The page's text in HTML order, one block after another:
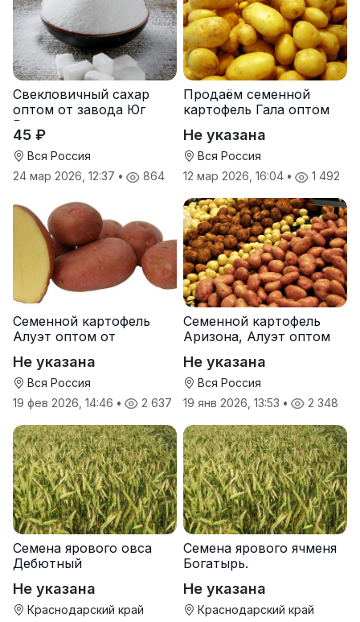
Свекловичный сахар
оптом от завода Юг
Руси
45 ₽
Вся Россия
24 мар 2026, 12:37 • 864
Продаём семенной
картофель Гала оптом
Не указана
Вся Россия
12 мар 2026, 16:04 • 1 492
Семенной картофель
Алуэт оптом от
Не указана
Вся Россия
19 фев 2026, 14:46 • 2 637
Семенной картофель
Аризона, Алуэт оптом
Не указана
Вся Россия
19 янв 2026, 13:53 • 2 348
Семена ярового овса
Дебютный
Не указана
Краснодарский край
Семена ярового ячменя
Богатырь.
Не указана
Краснодарский край